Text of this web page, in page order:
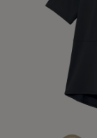
全ての商
全ての商